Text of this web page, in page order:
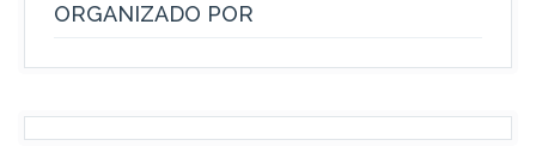
ORGANIZADO POR